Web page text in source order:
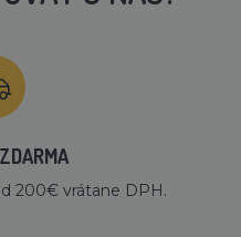
200€ vrátane DPH.